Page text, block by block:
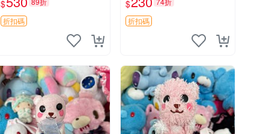
贈品
$
折扣碼
$
折扣碼